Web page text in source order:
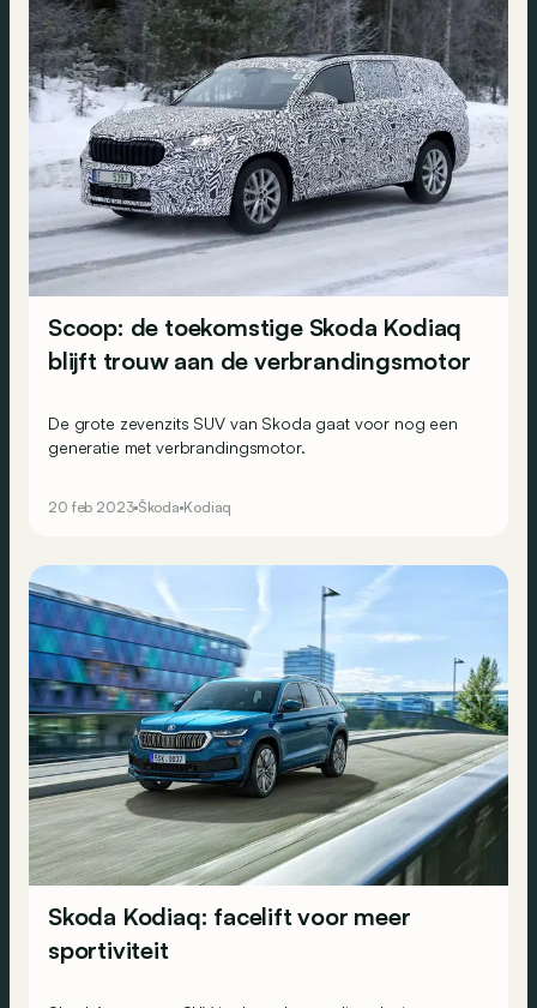
Scoop: de toekomstige Skoda Kodiaq
blijft trouw aan de verbrandingsmotor
De grote zevenzits SUV van Skoda gaat voor nog een
generatie met verbrandingsmotor.
20 feb 2023 Škoda Kodiaq
Skoda Kodiaq: facelift voor meer
sportiviteit